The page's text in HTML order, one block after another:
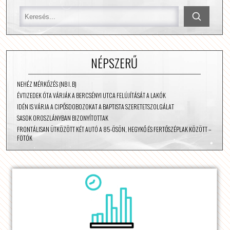
NÉPSZERŰ
NEHÉZ MÉRKŐZÉS (NB I. B)
ÉVTIZEDEK ÓTA VÁRJÁK A BERCSÉNYI UTCA FELÚJÍTÁSÁT A LAKÓK
IDÉN IS VÁRJA A CIPŐSDOBOZOKAT A BAPTISTA SZERETETSZOLGÁLAT
SASOK OROSZLÁNYBAN BIZONYÍTOTTAK
FRONTÁLISAN ÜTKÖZÖTT KÉT AUTÓ A 85-ÖSÖN, HEGYKŐ ÉS FERTŐSZÉPLAK KÖZÖTT –
FOTÓK